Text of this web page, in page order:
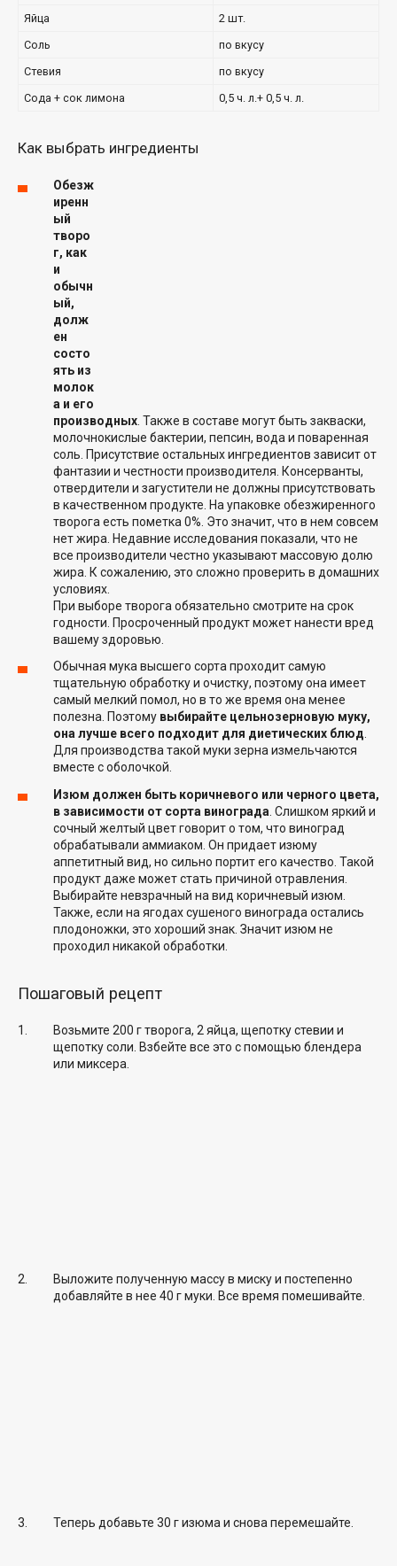
Яйца
2 шт.
Соль
по вкусу
Стевия
по вкусу
Сода + сок лимона
0,5 ч. л.+ 0,5 ч. л.
Как выбрать ингредиенты
Обезж
иренн
ый
творо
г, как
и
обычн
ый,
долж
ен
состо
ять из
молок
а и его
производных. Также в составе могут быть закваски,
молочнокислые бактерии, пепсин, вода и поваренная
соль. Присутствие остальных ингредиентов зависит от
фантазии и честности производителя. Консерванты,
отвердители и загустители не должны присутствовать
в качественном продукте. На упаковке обезжиренного
творога есть пометка 0%. Это значит, что в нем совсем
нет жира. Недавние исследования показали, что не
все производители честно указывают массовую долю
жира. К сожалению, это сложно проверить в домашних
условиях.
При выборе творога обязательно смотрите на срок
годности. Просроченный продукт может нанести вред
вашему здоровью.
Обычная мука высшего сорта проходит самую
тщательную обработку и очистку, поэтому она имеет
самый мелкий помол, но в то же время она менее
полезна. Поэтому выбирайте цельнозерновую муку,
она лучше всего подходит для диетических блюд.
Для производства такой муки зерна измельчаются
вместе с оболочкой.
Изюм должен быть коричневого или черного цвета,
в зависимости от сорта винограда . Слишком яркий и
сочный желтый цвет говорит о том, что виноград
обрабатывали аммиаком. Он придает изюму
аппетитный вид, но сильно портит его качество. Такой
продукт даже может стать причиной отравления.
Выбирайте невзрачный на вид коричневый изюм.
Также, если на ягодах сушеного винограда остались
плодоножки, это хороший знак. Значит изюм не
проходил никакой обработки.
Пошаговый рецепт
Возьмите 200 г творога, 2 яйца, щепотку стевии и
щепотку соли. Взбейте все это с помощью блендера
или миксера.
Выложите полученную массу в миску и постепенно
добавляйте в нее 40 г муки. Все время помешивайте.
Теперь добавьте 30 г изюма и снова перемешайте.